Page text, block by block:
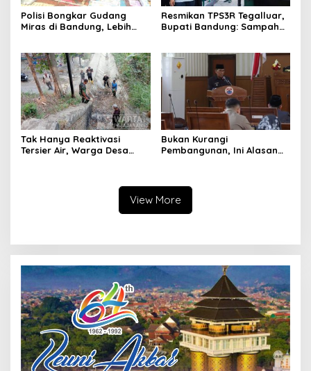
Polisi Bongkar Gudang
Miras di Bandung, Lebih
Resmikan TPS3R Tegalluar,
Bupati Bandung: Sampah
Tak Hanya Reaktivasi
Tersier Air, Warga Desa
Bukan Kurangi
Pembangunan, Ini Alasan
View More